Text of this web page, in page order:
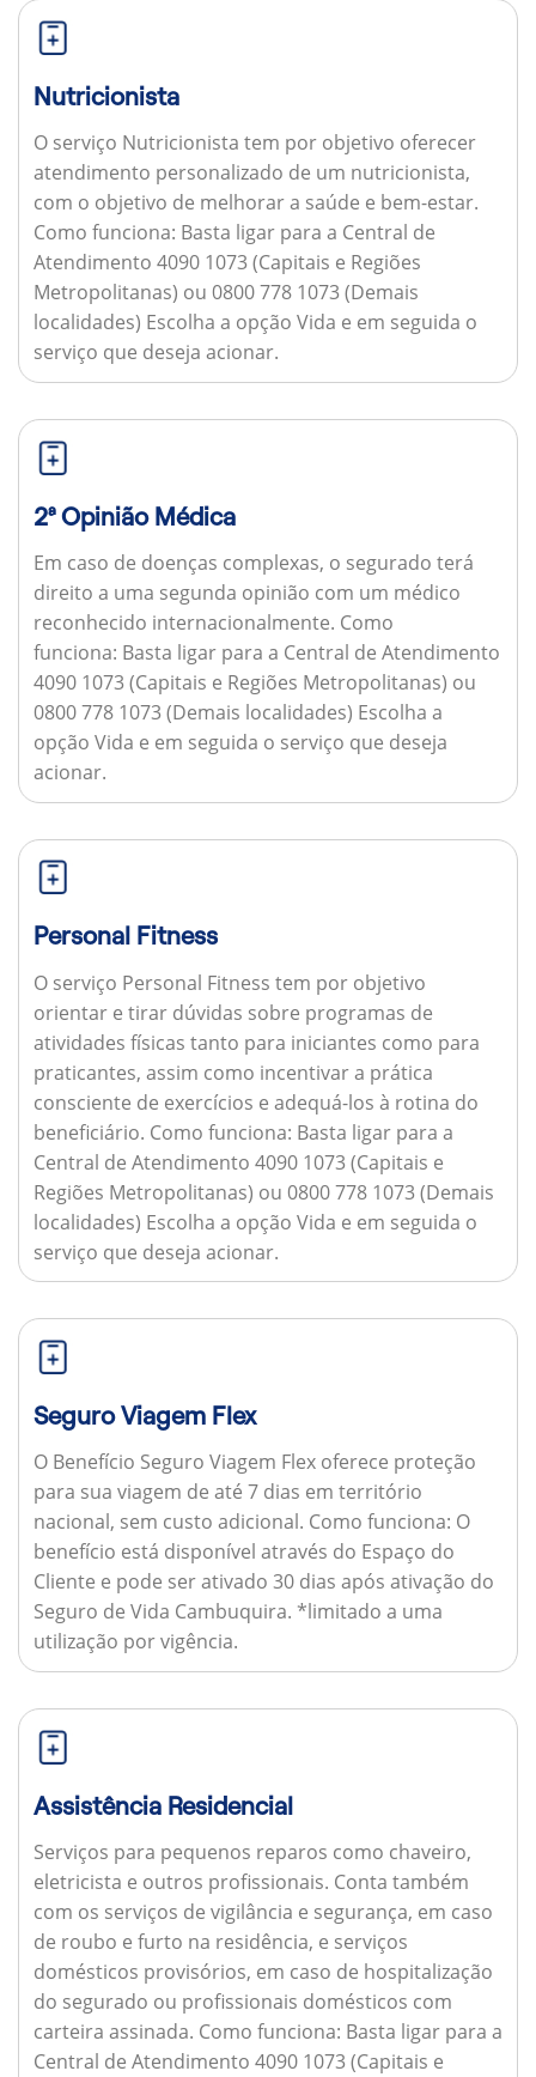
Nutricionista
O serviço Nutricionista tem por objetivo oferecer
atendimento personalizado de um nutricionista,
com o objetivo de melhorar a saúde e bem-estar.
Como funciona: Basta ligar para a Central de
Atendimento 4090 1073 (Capitais e Regiões
Metropolitanas) ou 0800 778 1073 (Demais
localidades) Escolha a opção Vida e em seguida o
serviço que deseja acionar.
2ª Opinião Médica
Em caso de doenças complexas, o segurado terá
direito a uma segunda opinião com um médico
reconhecido internacionalmente. Como
funciona: Basta ligar para a Central de Atendimento
4090 1073 (Capitais e Regiões Metropolitanas) ou
0800 778 1073 (Demais localidades) Escolha a
opção Vida e em seguida o serviço que deseja
acionar.
Personal Fitness
O serviço Personal Fitness tem por objetivo
orientar e tirar dúvidas sobre programas de
atividades físicas tanto para iniciantes como para
praticantes, assim como incentivar a prática
consciente de exercícios e adequá-los à rotina do
beneficiário. Como funciona: Basta ligar para a
Central de Atendimento 4090 1073 (Capitais e
Regiões Metropolitanas) ou 0800 778 1073 (Demais
localidades) Escolha a opção Vida e em seguida o
serviço que deseja acionar.
Seguro Viagem Flex
O Benefício Seguro Viagem Flex oferece proteção
para sua viagem de até 7 dias em território
nacional, sem custo adicional. Como funciona: O
benefício está disponível através do Espaço do
Cliente e pode ser ativado 30 dias após ativação do
Seguro de Vida Cambuquira. *limitado a uma
utilização por vigência.
Assistência Residencial
Serviços para pequenos reparos como chaveiro,
eletricista e outros profissionais. Conta também
com os serviços de vigilância e segurança, em caso
de roubo e furto na residência, e serviços
domésticos provisórios, em caso de hospitalização
do segurado ou profissionais domésticos com
carteira assinada. Como funciona: Basta ligar para a
Central de Atendimento 4090 1073 (Capitais e